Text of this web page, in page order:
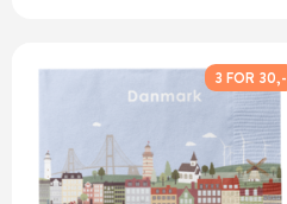
3 FOR 30,-